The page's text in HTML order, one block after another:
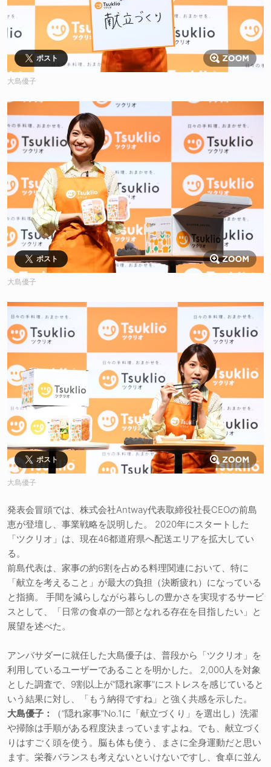
ポスト
大島優子
ポスト
大島優子
ポスト
大島優子
発表会冒頭では、株式会社Antway代表取締役社長CEOの前島
恵が登壇し、事業戦略を説明した。 2020年にスタートした
「ツクリオ」は、現在46都道府県へ配送エリアを拡大してい
る。
前島代表は、家事の約6割を占める料理関連において、特に
「献立を考えること」が最大の負担（決断疲れ）になっている
と指摘。 手間を減らしながら暮らしの豊かさを実現するサービ
スとして、「日常の食卓の一部となれる存在を目指したい」と
展望を述べた。
アンバサダーに就任した大島優子は、普段から「ツクリオ」を
利用しているユーザーであることを明かした。 2,000人を対象
とした調査で、9割以上が“隠れ家事”にストレスを感じていると
いう結果に対し、「もう納得ですね」と強く共感を示した。
大島優子：
（“隠れ家事”No.1に「献立づくり」を選出し）洗濯
や掃除は手順がある程度決まっていますよね。でも、献立づく
りはすごく頭を使う。脳も体も使う、まさに全身運動だと思い
ます。栄養バランスも考えないといけないですし、食卓に並ん